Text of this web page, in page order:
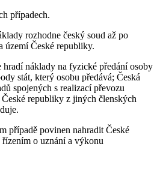
případech.
rozhodne český soud až po
území České republiky.
náklady na fyzické předání osoby
stát, který osobu předává; Česká
spojených s realizací převozu
republiky z jiných členských
případě povinen nahradit České
o uznání a výkonu